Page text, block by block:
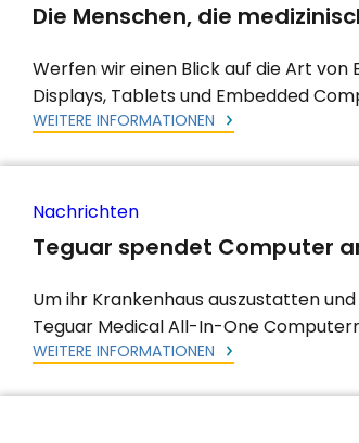
Die Menschen, die
Werfen wir einen Blick auf die Art
Displays, Tablets und Embedded
WEITERE INFORMATIONEN
Nachrichten
Teguar spendet Computer
Um ihr Krankenhaus auszustatten
Teguar Medical All-In-One
WEITERE INFORMATIONEN